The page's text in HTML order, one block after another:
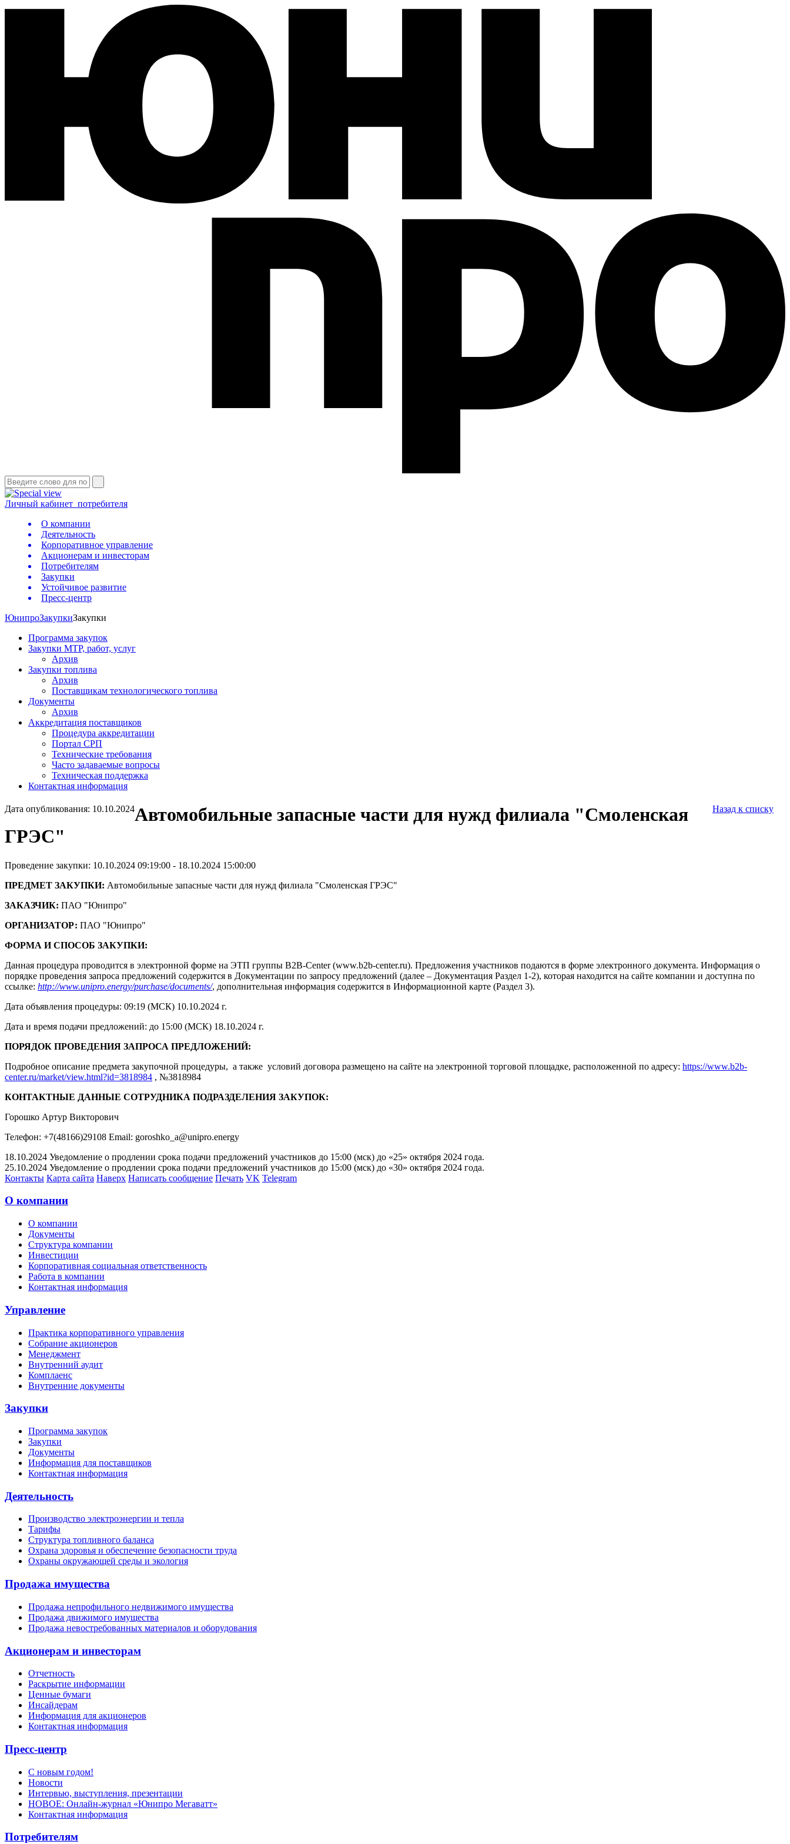
Личный кабинет потребителя
О компании
Деятельность
Корпоративное управление
Акционерам и инвесторам
Потребителям
Закупки
Устойчивое развитие
Пресс-центр
ЮнипроЗакупкиЗакупки
Программа закупок
Закупки МТР, работ, услуг
Архив
Закупки топлива
Архив
Поставщикам технологического топлива
Документы
Архив
Аккредитация поставщиков
Процедура аккредитации
Портал СРП
Технические требования
Часто задаваемые вопросы
Техническая поддержка
Контактная информация
Дата опубликования: 10.10.2024 Назад к списку
Автомобильные запасные части для нужд филиала "Смоленская
ГРЭС"
Проведение закупки: 10.10.2024 09:19:00 - 18.10.2024 15:00:00
ПРЕДМЕТ ЗАКУПКИ: Автомобильные запасные части для нужд филиала "Смоленская ГРЭС"
ЗАКАЗЧИК: ПАО "Юнипро"
ОРГАНИЗАТОР: ПАО "Юнипро"
ФОРМА И СПОСОБ ЗАКУПКИ:
Данная процедура проводится в электронной форме на ЭТП группы B2B-Center (www.b2b-center.ru). Предложения участников подаются в форме электронного документа. Информация о
порядке проведения запроса предложений содержится в Документации по запросу предложений (далее – Документация Раздел 1-2), которая находится на сайте компании и доступна по
ссылке: http://www.unipro.energy/purchase/documents/, дополнительная информация содержится в Информационной карте (Раздел 3).
Дата объявления процедуры: 09:19 (МСК) 10.10.2024 г.
Дата и время подачи предложений: до 15:00 (МСК) 18.10.2024 г.
ПОРЯДОК ПРОВЕДЕНИЯ ЗАПРОСА ПРЕДЛОЖЕНИЙ:
Подробное описание предмета закупочной процедуры, а также условий договора размещено на сайте на электронной торговой площадке, расположенной по адресу: https://www.b2b-
center.ru/market/view.html?id=3818984 , №3818984
КОНТАКТНЫЕ ДАННЫЕ СОТРУДНИКА ПОДРАЗДЕЛЕНИЯ ЗАКУПОК:
Горошко Артур Викторович
Телефон: +7(48166)29108 Email: goroshko_a@unipro.energy
18.10.2024 Уведомление о продлении срока подачи предложений участников до 15:00 (мск) до «25» октября 2024 года.
25.10.2024 Уведомление о продлении срока подачи предложений участников до 15:00 (мск) до «30» октября 2024 года.
Контакты Карта сайта Наверх Написать сообщение Печать VK Telegram
О компании
О компании
Документы
Структура компании
Инвестиции
Корпоративная социальная ответственность
Работа в компании
Контактная информация
Управление
Практика корпоративного управления
Собрание акционеров
Менеджмент
Внутренний аудит
Комплаенс
Внутренние документы
Закупки
Программа закупок
Закупки
Документы
Информация для поставщиков
Контактная информация
Деятельность
Производство электроэнергии и тепла
Тарифы
Структура топливного баланса
Охрана здоровья и обеспечение безопасности труда
Охраны окружающей среды и экология
Продажа имущества
Продажа непрофильного недвижимого имущества
Продажа движимого имущества
Продажа невостребованных материалов и оборудования
Акционерам и инвесторам
Отчетность
Раскрытие информации
Ценные бумаги
Инсайдерам
Информация для акционеров
Контактная информация
Пресс-центр
С новым годом!
Новости
Интервью, выступления, презентации
НОВОЕ: Онлайн-журнал «Юнипро Мегаватт»
Контактная информация
Потребителям